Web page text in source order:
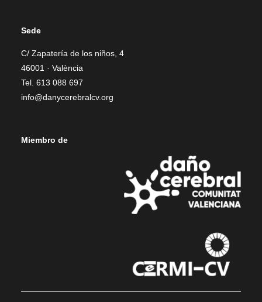
Sede
C/ Zapatería de los niños, 4
46001 · València
Tel. 613 088 697
info@danycerebralcv.org
Miembro de